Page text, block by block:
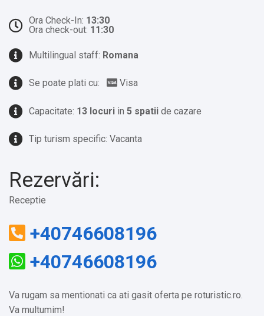
Ora Check-In: 13:30
Ora check-out: 11:30
Multilingual staff: Romana
Se poate plati cu: Visa
Capacitate: 13 locuri in 5 spatii de cazare
Tip turism specific: Vacanta
Rezervări:
Receptie
+40746608196
+40746608196
Va rugam sa mentionati ca ati gasit oferta pe roturistic.ro.
Va multumim!